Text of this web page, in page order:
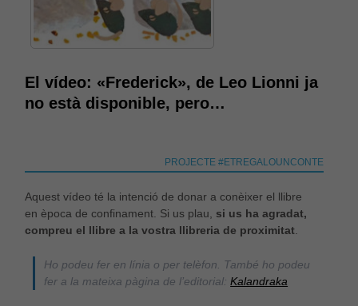
El vídeo: «Frederick», de Leo Lionni ja
no està disponible, pero…
PROJECTE #ETREGALOUNCONTE
Aquest vídeo té la intenció de donar a conèixer el llibre
en època de confinament. Si us plau, si us ha agradat,
compreu el llibre a la vostra llibreria de proximitat.
Ho podeu fer en línia o per telèfon. També ho podeu
fer a la mateixa pàgina de l’editorial:Kalandraka
Aquestes
són
necessàries
funcionament
Estadístiques
Per a millorar
la nostra web
necessitem
aquestes